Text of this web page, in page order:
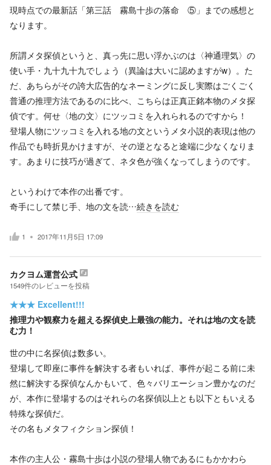
現時点での最新話「第三話 霧島十歩の落命 ⑤」までの感想と
なります。
所謂メタ探偵というと、真っ先に思い浮かぶのは〈神通理気〉の
使い手・九十九十九でしょう（異論は大いに認めますがw）。た
だ、あちらがその誇大広告的なネーミングに反し実際はごくごく
普通の推理方法であるのに比べ、こちらは正真正銘本物のメタ探
偵です。何せ〈地の文〉にツッコミを入れられるのですから！
登場人物にツッコミを入れる地の文というメタ小説的表現は他の
作品でも時折見かけますが、その逆となると途端に少なくなりま
す。あまりに技巧が過ぎて、ネタ色が強くなってしまうのです。
というわけで本作の出番です。
奇手にして禁じ手、地の文を読…続きを読む
1 2017年11月5日 17:09
カクヨム運営公式
1549件のレビューを投稿
★★★ Excellent!!!
推理力や観察力を超える探偵史上最強の能力。それは地の文を読
む力！
世の中に名探偵は数多い。
登場して即座に事件を解決する者もいれば、事件が起こる前に未
然に解決する探偵なんかもいて、色々バリエーション豊かなのだ
が、本作に登場するのはそれらの名探偵以上とも以下ともいえる
特殊な探偵だ。
その名もメタフィクション探偵！
本作の主人公・霧島十歩は小説の登場人物であるにもかかわら